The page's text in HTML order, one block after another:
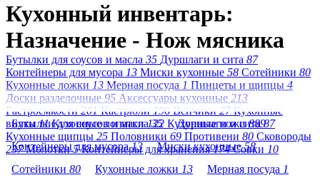
Кухонный инвентарь:
Назначение - Нож мясника
Бутылки для соусов и масла 35 Дуршлаги и сита 87
Контейнеры для мусора 13 Миски кухонные 58 Сотейники 80
Кухонные ложки 13 Мерная посуда 1 Пинцеты и щипцы 4
Доски разделочные 95 Аксессуары кухонные 213
Гастроемкости 201 Кастрюли 196 Венчики 27 Кухонные
вилки 11 Кухонные лопатки 122 Кухонные ножи 889
Кухонные щипцы 25 Половники 69 Противени 80 Сковороды
237 Молотки 5 Контейнеры для хранения 174 Совки 10
Бутылки для соусов и масла 35 Дуршлаги и сита 87
Контейнеры для мусора 13 Миски кухонные 58
Сотейники 80 Кухонные ложки 13 Мерная посуда 1